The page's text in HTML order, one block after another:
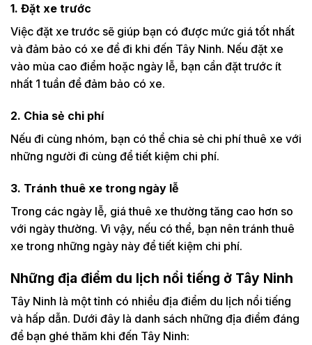
1. Đặt xe trước
Việc đặt xe trước sẽ giúp bạn có được mức giá tốt nhất
và đảm bảo có xe để đi khi đến Tây Ninh. Nếu đặt xe
vào mùa cao điểm hoặc ngày lễ, bạn cần đặt trước ít
nhất 1 tuần để đảm bảo có xe.
2. Chia sẻ chi phí
Nếu đi cùng nhóm, bạn có thể chia sẻ chi phí thuê xe với
những người đi cùng để tiết kiệm chi phí.
3. Tránh thuê xe trong ngày lễ
Trong các ngày lễ, giá thuê xe thường tăng cao hơn so
với ngày thường. Vì vậy, nếu có thể, bạn nên tránh thuê
xe trong những ngày này để tiết kiệm chi phí.
Những địa điểm du lịch nổi tiếng ở Tây Ninh
Tây Ninh là một tỉnh có nhiều địa điểm du lịch nổi tiếng
và hấp dẫn. Dưới đây là danh sách những địa điểm đáng
để bạn ghé thăm khi đến Tây Ninh: